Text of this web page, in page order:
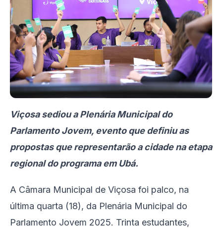
Viçosa sediou a Plenária Municipal do
Parlamento Jovem, evento que definiu as
propostas que representarão a cidade na etapa
regional do programa em Ubá.
A Câmara Municipal de Viçosa foi palco, na
última quarta (18), da Plenária Municipal do
Parlamento Jovem 2025. Trinta estudantes,